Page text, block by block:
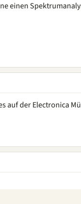
einen
auf der Electronica